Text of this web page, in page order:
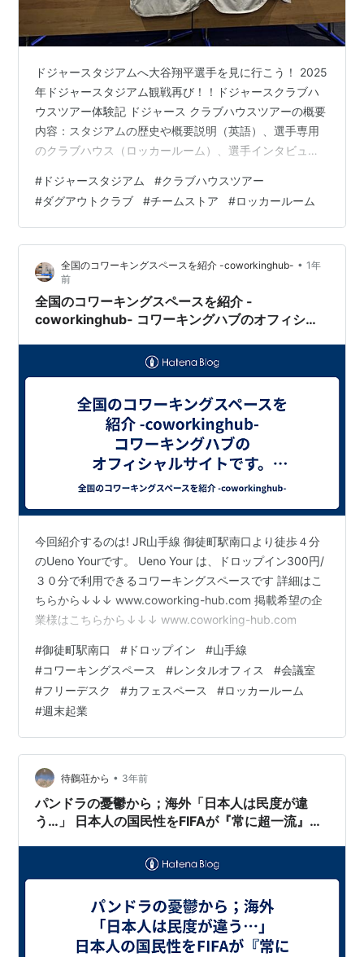
ドジャースタジアムへ大谷翔平選手を見に行こう！ 2025
年ドジャースタジアム観戦再び！！ドジャースクラブハ
ウスツアー体験記 ドジャース クラブハウスツアーの概要
内容：スタジアムの歴史や概要説明（英語）、選手専用
のクラブハウス（ロッカールーム）、選手インタビュー
ルペン（投球練習場）、グラウンド（内野の土の部分）
など、スタジアムの“裏側”をより深く体験 開催日：試合
のない土日（大抵は1日2回14時半・16時半です。2025年
度の開催は19日間のみです。） 所要時間：私たちは100
分程度 料金：大人（15歳以上）65ドルでした(日によっ
て80ドル以…
# ドジャースタジアム #クラブハウスツアー
#ダグアウトクラブ #チームストア #ロッカールーム
全国のコワーキングスペースを紹介 -coworkinghub- • 1年
前
全国のコワーキングスペースを紹介 -
coworkinghub- コワーキングハブのオフィシャ
キングスペースを紹介しているWEBサイトです。
今回紹介するのは! JR山手線 御徒町駅南口より徒歩４分
のUeno Yourです。 Ueno Your は、ドロップイン300円/
３０分で利用できるコワーキングスペースです 詳細はこ
ちらから↓↓↓ www.coworking-hub.com 掲載希望の企
業様はこちらから↓↓↓ www.coworking-hub.com
#御徒町駅南口 # ドロップイン #山手線
#コワーキングスペース #レンタルオフィス #会議室
#フリーデスク #カフェスペース #ロッカールーム
#週末起業
待鸛荘から • 3年前
パンドラの憂鬱から；海外「日本人は民度が違
う…」 日本人の国民性をFIFAが『常に超一流』と